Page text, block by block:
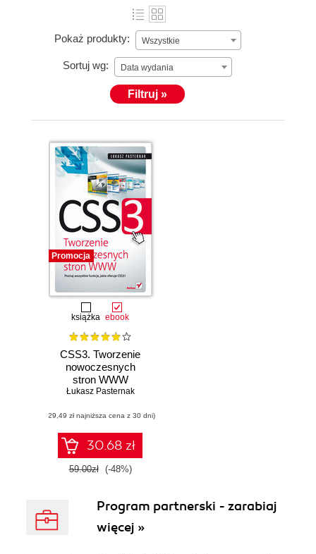
Pokaż produkty: Wszystkie
Sortuj wg: Data wydania
Filtruj »
Promocja
książka ebook
CSS3. Tworzenie
nowoczesnych
stron WWW
Łukasz Pasternak
(29,49 zł najniższa cena z 30 dni)
30.68 zł
59.00zł (-48%)
Program partnerski - zarabiaj
więcej »